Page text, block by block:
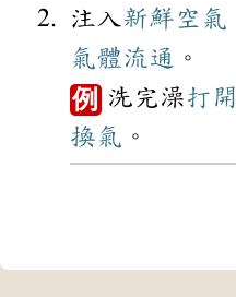
注入新鮮 空氣
氣體流通 。
例 洗完澡打開
換氣 。